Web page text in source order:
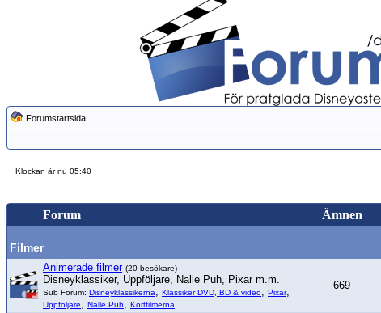
Forumstartsida
Klockan är nu 05:40
Forum Ämnen
Filmer
Animerade filmer (20 besökare)
Disneyklassiker, Uppföljare, Nalle Puh, Pixar m.m.
Sub Forum: Disneyklassikerna Klassiker DVD, BD & video Pixar,
Uppföljare Nalle Puh Kortfilmerna
669